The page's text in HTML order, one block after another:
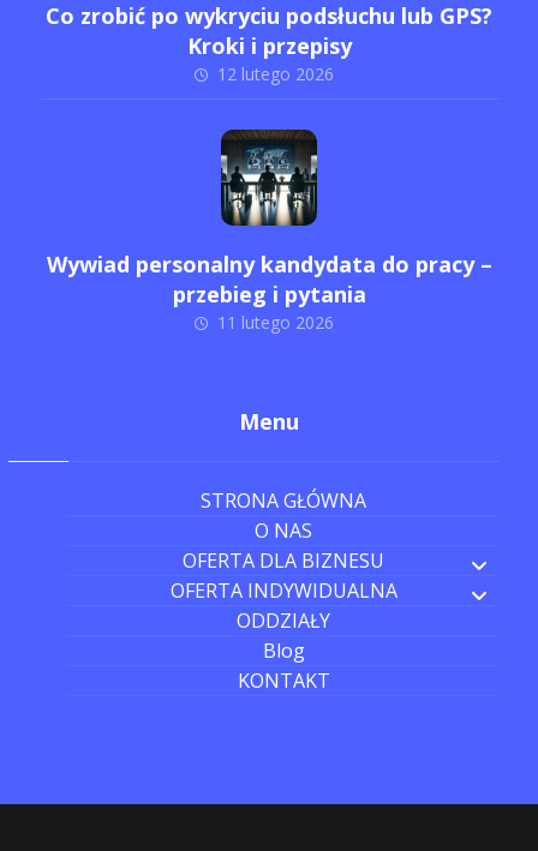
Co zrobić po wykryciu podsłuchu lub GPS?
Kroki i przepisy
12 lutego 2026
Wywiad personalny kandydata do pracy –
przebieg i pytania
11 lutego 2026
Menu
STRONA GŁÓWNA
O NAS
OFERTA DLA BIZNESU
OFERTA INDYWIDUALNA
ODDZIAŁY
Blog
KONTAKT